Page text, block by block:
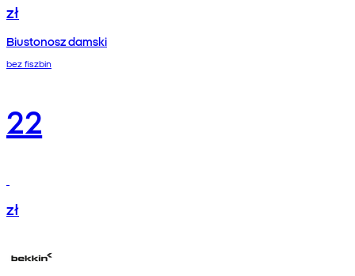
zł
Biustonosz damski
bez fiszbin
22
zł